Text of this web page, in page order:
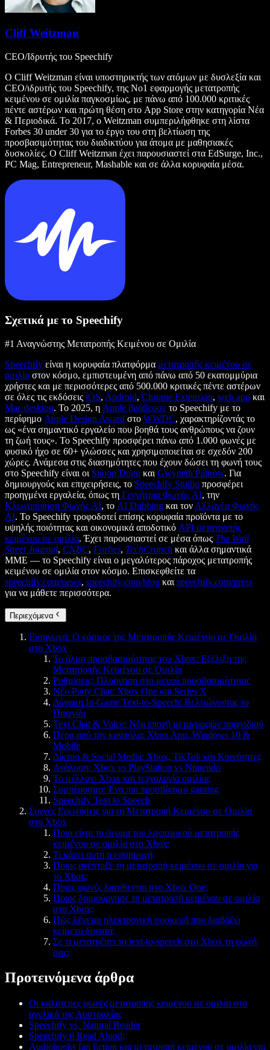
Cliff Weitzman
CEO/Ιδρυτής του Speechify
Ο Cliff Weitzman είναι υποστηρικτής των ατόμων με δυσλεξία και
CEO/ιδρυτής του Speechify, της Νο1 εφαρμογής μετατροπής
κειμένου σε ομιλία παγκοσμίως, με πάνω από 100.000 κριτικές
πέντε αστέρων και πρώτη θέση στο App Store στην κατηγορία Νέα
& Περιοδικά. Το 2017, ο Weitzman συμπεριλήφθηκε στη λίστα
Forbes 30 under 30 για το έργο του στη βελτίωση της
προσβασιμότητας του διαδικτύου για άτομα με μαθησιακές
δυσκολίες. Ο Cliff Weitzman έχει παρουσιαστεί στα EdSurge, Inc.,
PC Mag, Entrepreneur, Mashable και σε άλλα κορυφαία μέσα.
Σχετικά με το Speechify
#1 Αναγνώστης Μετατροπής Κειμένου σε Ομιλία
Speechify είναι η κορυφαία πλατφόρμα μετατροπής κειμένου σε
ομιλία στον κόσμο, εμπιστευμένη από πάνω από 50 εκατομμύρια
χρήστες και με περισσότερες από 500.000 κριτικές πέντε αστέρων
σε όλες τις εκδόσεις iOS, Android, Chrome Extension, web app και
Mac desktop. Το 2025, η Apple βράβευσε το Speechify με το
περίφημο Apple Design Award στο WWDC, χαρακτηρίζοντάς το
ως «ένα σημαντικό εργαλείο που βοηθά τους ανθρώπους να ζουν
τη ζωή τους». Το Speechify προσφέρει πάνω από 1.000 φωνές με
φυσικό ήχο σε 60+ γλώσσες και χρησιμοποιείται σε σχεδόν 200
χώρες. Ανάμεσα στις διασημότητες που έχουν δώσει τη φωνή τους
στο Speechify είναι οι Snoop Dogg και Gwyneth Paltrow. Για
δημιουργούς και επιχειρήσεις, το Speechify Studio προσφέρει
προηγμένα εργαλεία, όπως τη Γεννήτρια Φωνής AI, την
Κλωνοποίηση Φωνής AI, το AI Dubbing και τον Αλλαγέα Φωνής
AI. Το Speechify τροφοδοτεί επίσης κορυφαία προϊόντα με το
υψηλής ποιότητας και οικονομικά αποδοτικό API μετατροπής
κειμένου σε ομιλία. Έχει παρουσιαστεί σε μέσα όπως The Wall
Street Journal, CNBC, Forbes, TechCrunch και άλλα σημαντικά
ΜΜΕ — το Speechify είναι ο μεγαλύτερος πάροχος μετατροπής
κειμένου σε ομιλία στον κόσμο. Επισκεφθείτε τα
speechify.com/news, speechify.com/blog και speechify.com/press
για να μάθετε περισσότερα.
Περιεχόμενα
Εισαγωγή: Ο κόσμος της Μετατροπής Κειμένου σε Ομιλία
στο Xbox
Το άλμα προσβασιμότητας του Xbox: Εξέλιξη της
Μετατροπής Κειμένου σε Ομιλία
Ρυθμίσεις: Πλοήγηση στο μενού προσβασιμότητας
Νέο Party Chat: Xbox One και Series X
Δύναμη In-Game Text-to-Speech: Βελτιώνοντας το
Παιχνίδι
Text Chat & Voice: Νέα εποχή μεταγραφών παιχνιδιού
Πέρα από την κονσόλα: Xbox App, Windows 10 &
Mobile
Δίκτυα & Social Media: Xbox, TikTok και Κοινότητες
Ανάλυση: Xbox vs PlayStation vs Nintendo
Το μέλλον: Xbox και τεχνολογία ομιλίας
Συμπέρασμα: Ένα πιο προσβάσιμο gaming
Speechify Text to Speech
Συχνές Ερωτήσεις για τη Μετατροπή Κειμένου σε Ομιλία
στο Xbox
Ποιο είναι το όνομα του λογισμικού μετατροπής
κειμένου σε ομιλία στο Xbox;
Τι κάνει αυτή η εφαρμογή;
Ποιος ανέπτυξε τη μετατροπή κειμένου σε ομιλία για
το Xbox;
Ποιες φωνές διατίθενται στο Xbox One;
Ποιος δημιούργησε τη μετατροπή κειμένου σε ομιλία
στο Xbox;
Πώς λέγεται ηλεκτρονική συσκευή που διαβάζει
κείμενο δυνατά;
Σε τι μετατρέπει το text-to-speech στο Xbox τη φωνή
σας;
Προτεινόμενα άρθρα
Οι καλύτερες φωνές μετατροπής κειμένου σε ομιλία στα
αγγλικά της Αυστραλίας
Speechify vs. Natural Reader
Speechify ή Read Aloud;
Audiobooks fan fiction και μετατροπή κειμένου σε ομιλία για